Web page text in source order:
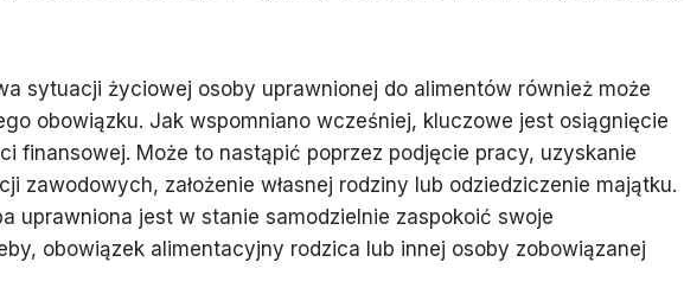
sytuacji życiowej osoby uprawnionej do alimentów również może
obowiązku. Jak wspomniano wcześniej, kluczowe jest osiągnięcie
finansowej. Może to nastąpić poprzez podjęcie pracy, uzyskanie
zawodowych, założenie własnej rodziny lub odziedziczenie majątku.
uprawniona jest w stanie samodzielnie zaspokoić swoje
obowiązek alimentacyjny rodzica lub innej osoby zobowiązanej